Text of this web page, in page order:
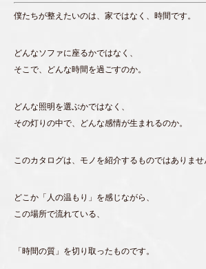
僕たちが整えたいのは、家ではなく、時間です。
どんなソファに座るかではなく、
そこで、どんな時間を過ごすのか。
どんな照明を選ぶかではなく、
その灯りの中で、どんな感情が生まれるのか。
このカタログは、モノを紹介するものではありませ
どこか「人の温もり」を感じながら、
この場所で流れている、
「時間の質」を切り取ったものです。